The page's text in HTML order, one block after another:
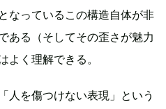
なっているこの構造自体が非
ある（そしてその歪さが魅力
よく理解できる。
人を傷つけない表現」という